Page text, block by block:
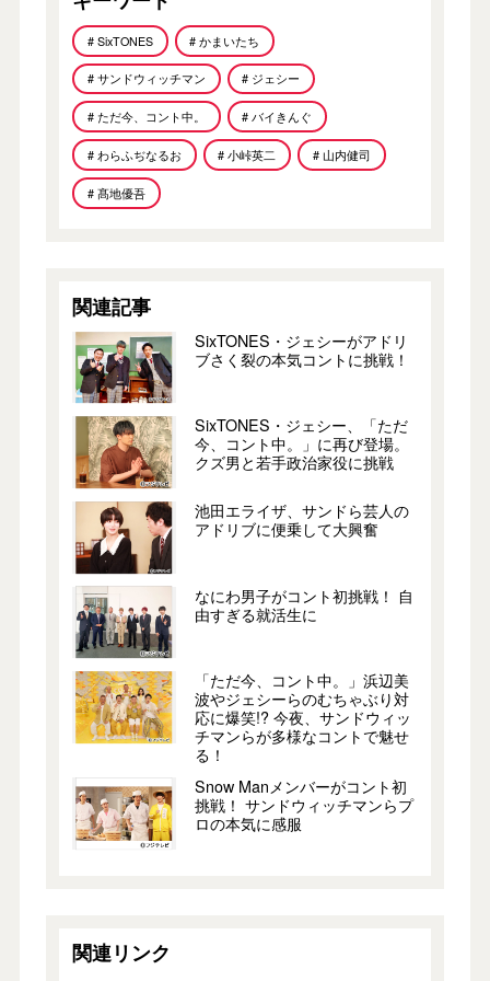
# SixTONES # かまいたち
# サンドウィッチマン # ジェシー
# ただ今、コント中。 # バイきんぐ
# わらふぢなるお # 小峠英二 # 山内健司
# 髙地優吾
関連記事
SixTONES・ジェシーがアドリ
ブさく裂の本気コントに挑戦！
SixTONES・ジェシー、「ただ
今、コント中。」に再び登場。
クズ男と若手政治家役に挑戦
池田エライザ、サンドら芸人の
アドリブに便乗して大興奮
なにわ男子がコント初挑戦！ 自
由すぎる就活生に
「ただ今、コント中。」浜辺美
波やジェシーらのむちゃぶり対
応に爆笑!? 今夜、サンドウィッ
チマンらが多様なコントで魅せ
る！
Snow Manメンバーがコント初
挑戦！ サンドウィッチマンらプ
ロの本気に感服
関連リンク